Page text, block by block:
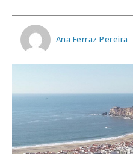
Ana Ferraz Pereira